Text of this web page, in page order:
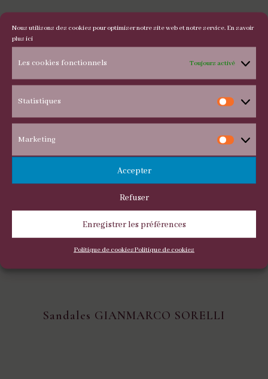
Nous utilisons des cookies pour optimiser notre site web et notre service. En savoir
plus ici
Les cookies fonctionnels Toujours activé
Statistiques
Marketing
Accepter
Refuser
Enregistrer les préférences
Politique de cookiesPolitique de cookies
Sandales GIANMARCO SORELLI
Sandales GIANMARCO SORELLI